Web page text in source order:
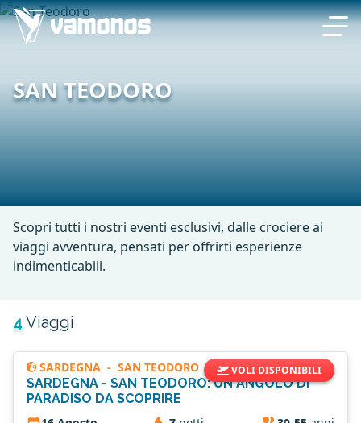
SAN TEODORO
Scopri tutti i nostri eventi esclusivi, dalle crociere ai
viaggi avventura, pensati per offrirti esperienze
indimenticabili.
4Viaggi
VOLI DISPONIBILI
SARDEGNA - SAN TEODORO
SARDEGNA - SAN TEODORO: UN ANGOLO DI
PARADISO DA SCOPRIRE